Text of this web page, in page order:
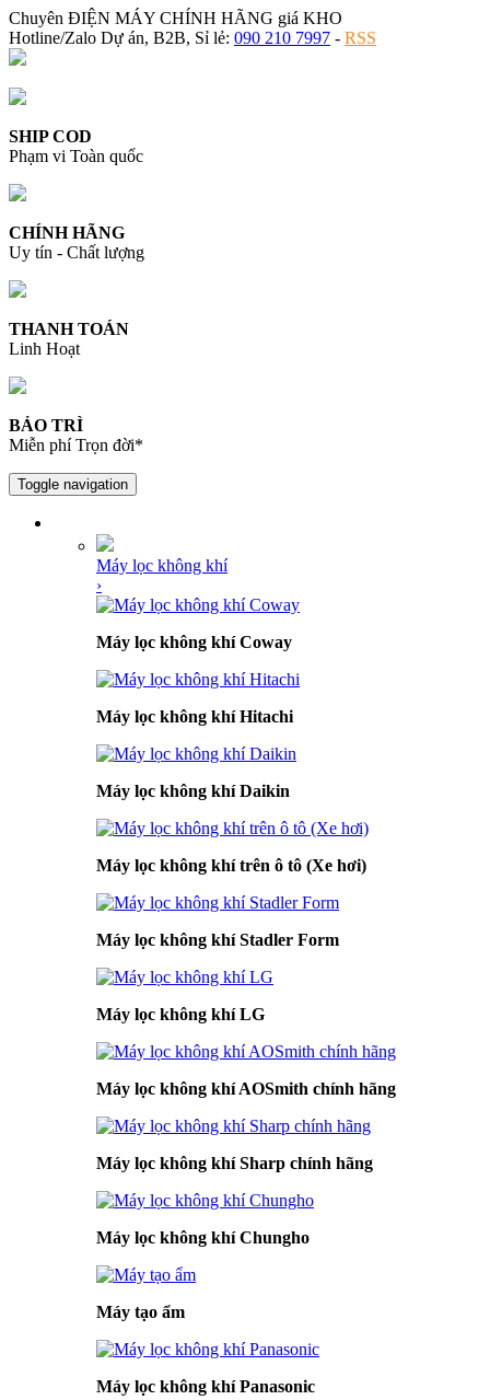
Chuyên ĐIỆN MÁY CHÍNH HÃNG giá KHO
Hotline/Zalo Dự án, B2B, Sỉ lẻ: 090 210 7997 - RSS
SHIP COD
Phạm vi Toàn quốc
CHÍNH HÃNG
Uy tín - Chất lượng
THANH TOÁN
Linh Hoạt
BẢO TRÌ
Miễn phí Trọn đời*
Toggle navigation
Máy lọc không khí
›
Máy lọc không khí Coway
Máy lọc không khí Hitachi
Máy lọc không khí Daikin
Máy lọc không khí trên ô tô (Xe hơi)
Máy lọc không khí Stadler Form
Máy lọc không khí LG
Máy lọc không khí AOSmith chính hãng
Máy lọc không khí Sharp chính hãng
Máy lọc không khí Chungho
Máy tạo ẩm
Máy lọc không khí Panasonic